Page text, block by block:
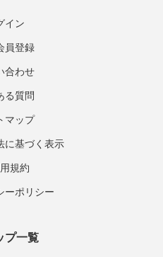
イン
員登録
合わせ
る質問
マップ
に基づく表示
規約
ーポリシー
プ一覧